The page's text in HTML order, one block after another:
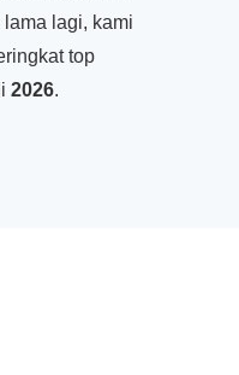
lagi, kami
top
2026.